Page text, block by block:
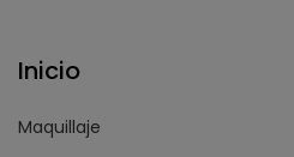
Inicio
Maquillaje